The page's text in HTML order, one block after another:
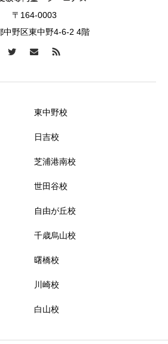
〒164-0003
中野区東中野4-6-2 4階
東中野校
日吉校
芝浦港南校
世田谷校
自由が丘校
千歳烏山校
曙橋校
川崎校
白山校